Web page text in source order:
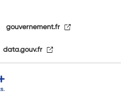
gouvernement.fr
data.gouv.fr